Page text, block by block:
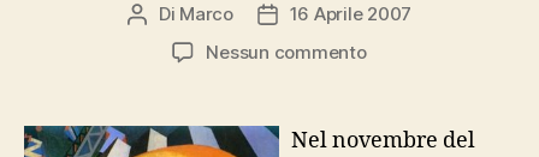
Autore
articolo
Di Marco
Data16 Aprile 2007
Nessun commentosu
Nel novembre del